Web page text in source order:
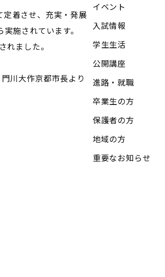
定着させ、充実・発展
施されています。
ました。
川大作京都市長より
イベント
入試情報
学生生活
公開講座
進路・就職
卒業生の方
保護者の方
地域の方
重要なお知らせ